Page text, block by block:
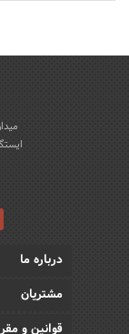
درباره ما
مشتریان
قوانین و